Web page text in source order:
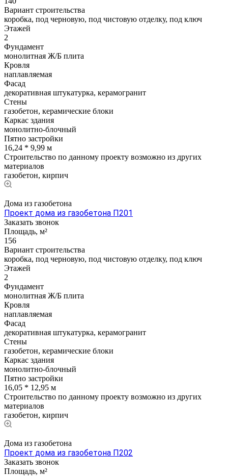
Вариант строительства
коробка, под черновую, под чистовую отделку, под ключ
Этажей
2
Фундамент
монолитная Ж/Б плита
Кровля
наплавляемая
Фасад
декоративная штукатурка, керамогранит
Стены
газобетон, керамические блоки
Каркас здания
монолитно-блочный
Пятно застройки
16,24 * 9,99 м
Строительство по данному проекту возможно из других
материалов
газобетон, кирпич
Дома из газобетона
Проект дома из газобетона П201
Заказать звонок
Площадь, м²
156
Вариант строительства
коробка, под черновую, под чистовую отделку, под ключ
Этажей
2
Фундамент
монолитная Ж/Б плита
Кровля
наплавляемая
Фасад
декоративная штукатурка, керамогранит
Стены
газобетон, керамические блоки
Каркас здания
монолитно-блочный
Пятно застройки
16,05 * 12,95 м
Строительство по данному проекту возможно из других
материалов
газобетон, кирпич
Дома из газобетона
Проект дома из газобетона П202
Заказать звонок
Площадь, м²